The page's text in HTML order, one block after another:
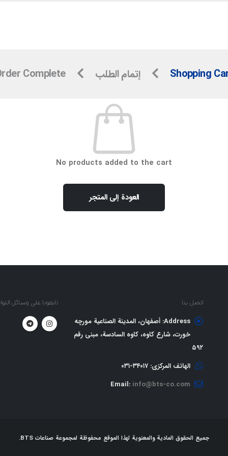
Shopping إتمام الطلب Complete
No products added to the cart
العودة إلى المتجر
اتصل بنا
Address: أصفهان، المدينة الصناعية مورچه
خورت، شارع كاوه، كاوه السادسة، مبنى رقم
٥٩٢
الهاتف المركزي: ٣٤٠١٧-٠٣١
Email: info@bts-co.com
تابعونا على وسائل
جميع الحقوق المادية والمعنوية لهذا الموقع محفوظة لمجموعة صناعات BTS.